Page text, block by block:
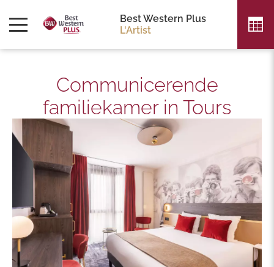
Best Western Plus
L'Artist
Communicerende
familiekamer in Tours